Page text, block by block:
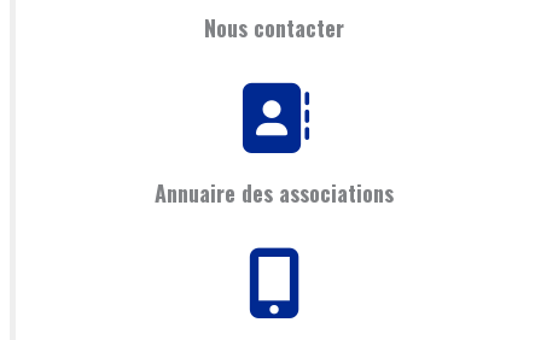
Nous contacter
Annuaire des associations